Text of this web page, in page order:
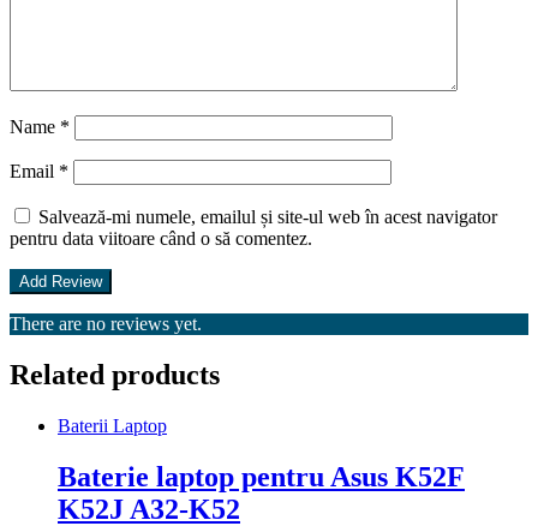
Name *
Email *
Salvează-mi numele, emailul și site-ul web în acest navigator
pentru data viitoare când o să comentez.
There are no reviews yet.
Related products
Baterii Laptop
Baterie laptop pentru Asus K52F
K52J A32-K52